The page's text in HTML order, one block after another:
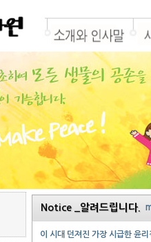
Notice _알려드립니다.
이 시대 던져진 가장 시급한 윤리